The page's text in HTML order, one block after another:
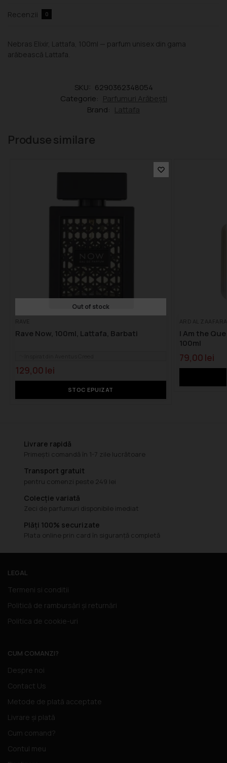
Recenzii 0
Nebras Elixir, Lattafa, 100ml — parfum unisex din gama
arăbească Lattafa.
SKU: 6290362348054
Categorie: Parfumuri Arăbești
Brand: Lattafa
Produse similare
Out of stock
Rave Now, 100ml, Lattafa, Barbati
129,00 lei
STOC EPUIZAT
I Am the
100ml
79,00 lei
Livrare rapidă
Primești comandă în 1-7 zile lucrătoare
Transport gratuit
pentru comenzi peste 249 lei
Colecție variată
Zeci de parfumuri disponibile imediat
Plăți 100% securizate
Plata online prin card în siguranță completă
LEGAL
Termeni si conditii
Politică de rambursări și returnări
Politica de cookie-uri
CUM COMANZI?
Despre noi
Contact Us
Metode de plată acceptate
Livrare și plată
Cum comand?
Contul meu